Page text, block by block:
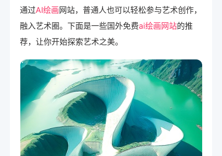
通过AI绘画网站，普通人也可以轻松参与艺术创作，
融入艺术圈。下面是一些国外免费ai绘画网站的推
荐，让你开始探索艺术之美。